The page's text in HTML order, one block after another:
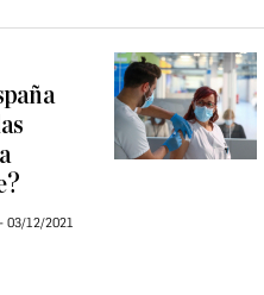
03/12/2021